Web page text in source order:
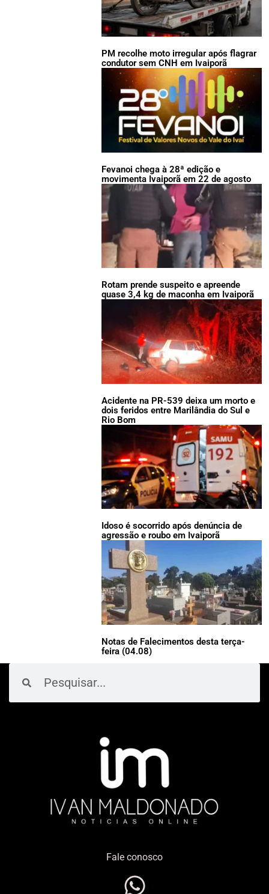
PM recolhe moto irregular após flagrar
condutor sem CNH em Ivaiporã
Fevanoi chega à 28ª edição e
movimenta Ivaiporã em 22 de agosto
Rotam prende suspeito e apreende
quase 3,4 kg de maconha em Ivaiporã
Acidente na PR-539 deixa um morto e
dois feridos entre Marilândia do Sul e
Rio Bom
Idoso é socorrido após denúncia de
agressão e roubo em Ivaiporã
Notas de Falecimentos desta terça-
feira (04.08)
Fale conosco